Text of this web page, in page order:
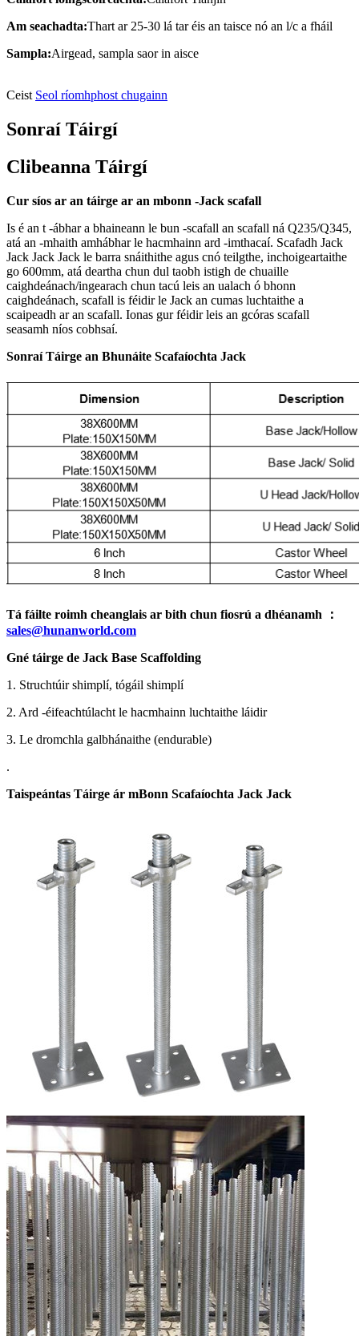
Am seachadta:Thart ar 25-30 lá tar éis an taisce nó an l/c a fháil
Sampla:Airgead, sampla saor in aisce
Ceist Seol ríomhphost chugainn
Sonraí Táirgí
Clibeanna Táirgí
Cur síos ar an táirge ar an mbonn -Jack scafall
Is é an t -ábhar a bhaineann le bun -scafall an scafall ná Q235/Q345,
atá an -mhaith amhábhar le hacmhainn ard -imthacaí. Scafadh Jack
Jack Jack Jack le barra snáithithe agus cnó teilgthe, inchoigeartaithe
go 600mm, atá deartha chun dul taobh istigh de chuaille
caighdeánach/ingearach chun tacú leis an ualach ó bhonn
caighdeánach, scafall is féidir le Jack an cumas luchtaithe a
scaipeadh ar an scafall. Ionas gur féidir leis an gcóras scafall
seasamh níos cobhsaí.
Sonraí Táirge an Bhunáite Scafaíochta Jack
Tá fáilte roimh cheanglais ar bith chun fiosrú a dhéanamh ：
sales@hunanworld.com
Gné táirge de Jack Base Scaffolding
1. Struchtúir shimplí, tógáil shimplí
2. Ard -éifeachtúlacht le hacmhainn luchtaithe láidir
3. Le dromchla galbhánaithe (endurable)
.
Taispeántas Táirge ár mBonn Scafaíochta Jack Jack